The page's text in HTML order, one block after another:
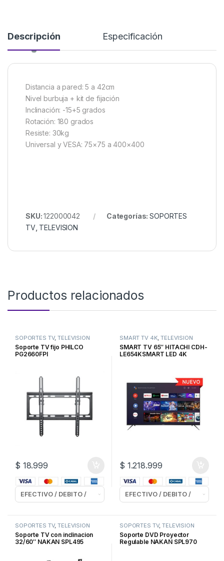
Descripción Especificación
Distancia a pared: 5 a 42cm
Nivel burbuja + kit de fijación
Inclinación: -15+5 grados
Rotación: 180 grados
Resiste: 30kg
Universal y VESA: 75×75 a 400×400
SKU:122000042 Categorías:SOPORTES
TV, TELEVISION
Productos relacionados
SOPORTES TV,TELEVISION
Soporte TV fijo PHILCO
PG2660FPI
$ 18.999
SMART TV 4K,TELEVISION
SMART TV 65″ HITACHI CDH-
LE654KSMART LED 4K
$ 1.218.999
SOPORTES TV,TELEVISION
Soporte TV con inclinacion
32/60″ NAKAN SPL495
SOPORTES TV,TELEVISION
Soporte DVD Proyector
Regulable NAKAN SPL970